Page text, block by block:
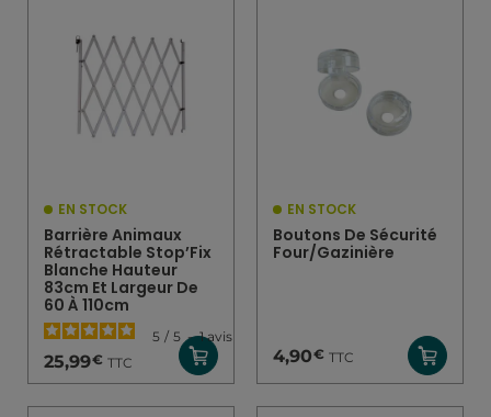
EN STOCK
Barrière Animaux
Rétractable Stop’Fix
Blanche Hauteur
83cm Et Largeur De
60 À 110cm
5 / 5 - 1avis
25,99€ TTC
EN STOCK
Boutons De Sécurité
Four/gazinière
4,90€ TTC